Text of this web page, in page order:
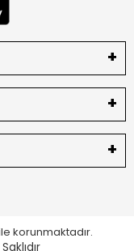
korunmaktadır.